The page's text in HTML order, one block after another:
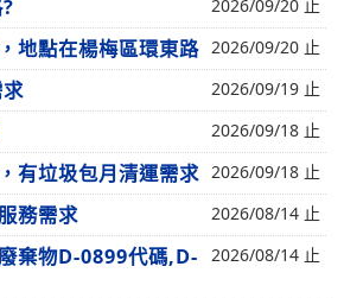
2026/09/20 止
地點在楊梅區環東路 2026/09/20 止
2026/09/19 止
2026/09/18 止
有垃圾包月清運需求 2026/09/18 止
務需求 2026/08/14 止
棄物D-0899代碼,D-
2026/08/14 止